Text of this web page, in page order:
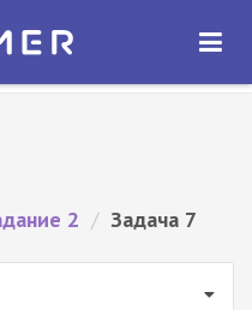
ОТКРЫТЬ
2 / Задача 7